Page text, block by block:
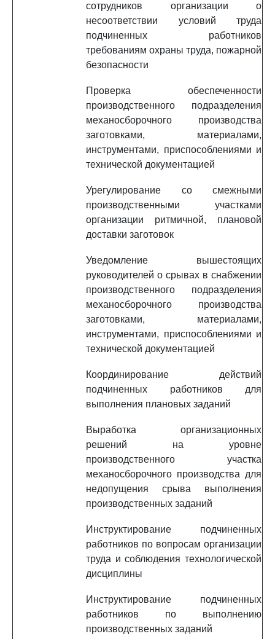
сотрудников организации о
несоответствии условий труда
подчиненных работников
требованиям охраны труда, пожарной
безопасности
Проверка обеспеченности
производственного подразделения
механосборочного производства
заготовками, материалами,
инструментами, приспособлениями и
технической документацией
Урегулирование со смежными
производственными участками
организации ритмичной, плановой
доставки заготовок
Уведомление вышестоящих
руководителей о срывах в снабжении
производственного подразделения
механосборочного производства
заготовками, материалами,
инструментами, приспособлениями и
технической документацией
Координирование действий
подчиненных работников для
выполнения плановых заданий
Выработка организационных
решений на уровне
производственного участка
механосборочного производства для
недопущения срыва выполнения
производственных заданий
Инструктирование подчиненных
работников по вопросам организации
труда и соблюдения технологической
дисциплины
Инструктирование подчиненных
работников по выполнению
производственных заданий